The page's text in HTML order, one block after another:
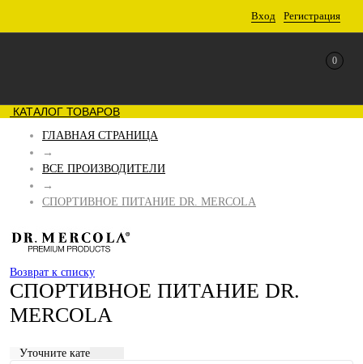
Вход Регистрация
0
КАТАЛОГ ТОВАРОВ
ГЛАВНАЯ СТРАНИЦА
→
ВСЕ ПРОИЗВОДИТЕЛИ
→
СПОРТИВНОЕ ПИТАНИЕ DR. MERCOLA
Возврат к списку
СПОРТИВНОЕ ПИТАНИЕ DR.
MERCOLA
Уточните категорию: